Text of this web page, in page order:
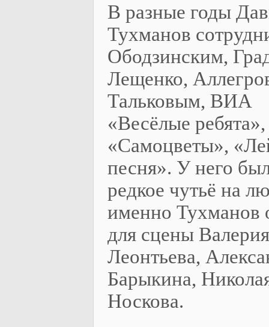
В разные годы
Тухманов
Ободзинским,
Лещенко,
Тальковым, ВИА
«Весёлые ребята»,
«Самоцветы»,
песня». У него
редкое чутьё на
именно Тухманов
для сцены Валерия
Леонтьева,
Барыкина,
Носкова.